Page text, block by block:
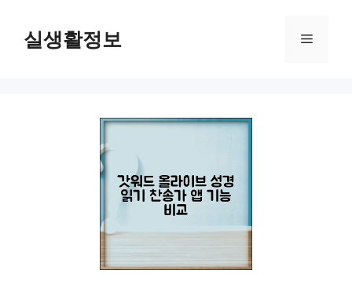
실생활정보 메